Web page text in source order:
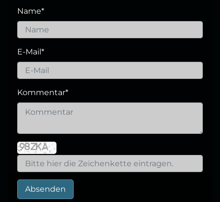
Name*
E-Mail*
Kommentar*
Absenden